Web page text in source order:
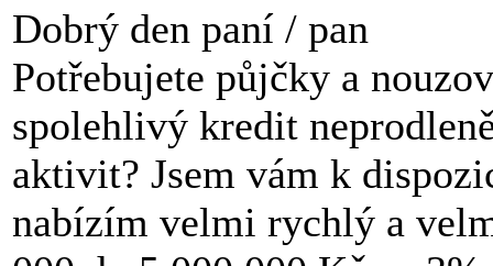
Dobrý den paní / pan
Potřebujete půjčky a
spolehlivý kredit
aktivit? Jsem vám k
nabízím velmi rychlý a